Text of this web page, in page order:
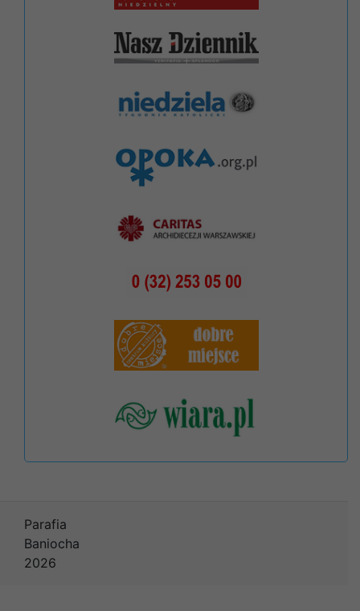
Parafia
Baniocha
2026